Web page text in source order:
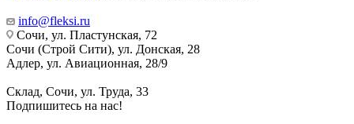
info@fleksi.ru
Сочи, ул. Пластунская, 72
Сочи (Строй Сити), ул. Донская, 28
Адлер, ул. Авиационная, 28/9
Склад, Сочи, ул. Труда, 33
Подпишитесь на нас!